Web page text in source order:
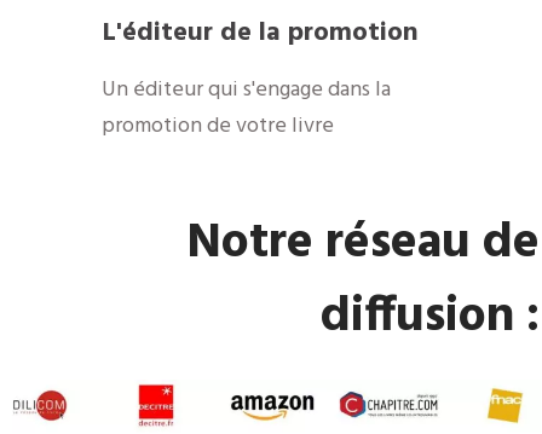
​L'éditeur de la promotion
​Un éditeur qui s'engage dans la
promotion de votre livre
​Notre réseau de
diffusion :